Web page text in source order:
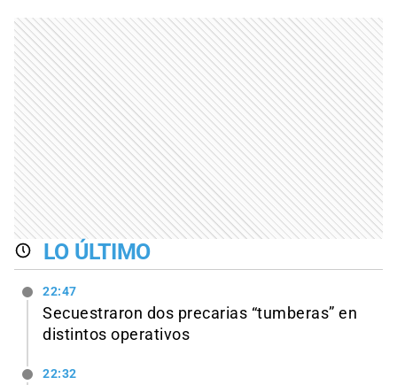
LO ÚLTIMO
22:47
Secuestraron dos precarias “tumberas” en
distintos operativos
22:32